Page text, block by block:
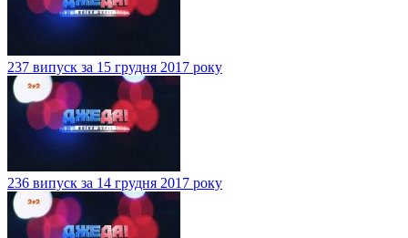
237 випуск за 15 грудня 2017 року
236 випуск за 14 грудня 2017 року